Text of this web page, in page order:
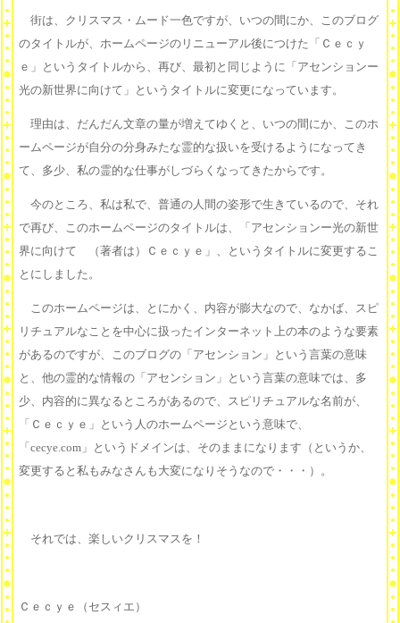
街は、クリスマス・ムード一色ですが、いつの間にか、このブログ
のタイトルが、ホームページのリニューアル後につけた「Ｃｅｃｙ
ｅ」というタイトルから、再び、最初と同じように「アセンションー
光の新世界に向けて」というタイトルに変更になっています。
理由は、だんだん文章の量が増えてゆくと、いつの間にか、このホ
ームページが自分の分身みたな霊的な扱いを受けるようになってき
て、多少、私の霊的な仕事がしづらくなってきたからです。
今のところ、私は私で、普通の人間の姿形で生きているので、それ
で再び、このホームページのタイトルは、「アセンションー光の新世
界に向けて （著者は）Ｃｅｃｙｅ」、というタイトルに変更するこ
とにしました。
このホームページは、とにかく、内容が膨大なので、なかば、スピ
リチュアルなことを中心に扱ったインターネット上の本のような要素
があるのですが、このブログの「アセンション」という言葉の意味
と、他の霊的な情報の「アセンション」という言葉の意味では、多
少、内容的に異なるところがあるので、スピリチュアルな名前が、
「Ｃｅｃｙｅ」という人のホームページという意味で、
「cecye.com」というドメインは、そのままになります（というか、
変更すると私もみなさんも大変になりそうなので・・・）。
それでは、楽しいクリスマスを！
Ｃｅｃｙｅ（セスィエ）